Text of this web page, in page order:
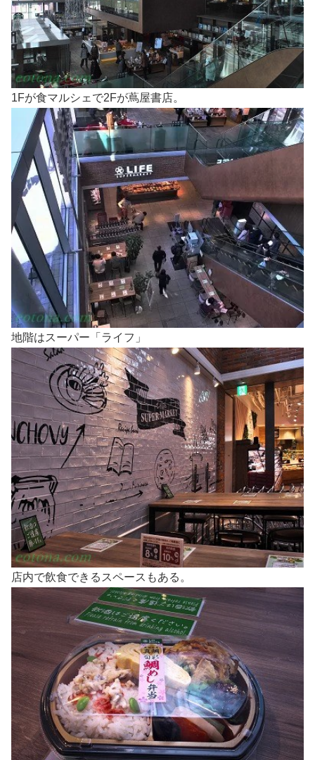
1Fが食マルシェで2Fが蔦屋書店。
地階はスーパー「ライフ」
店内で飲食できるスペースもある。